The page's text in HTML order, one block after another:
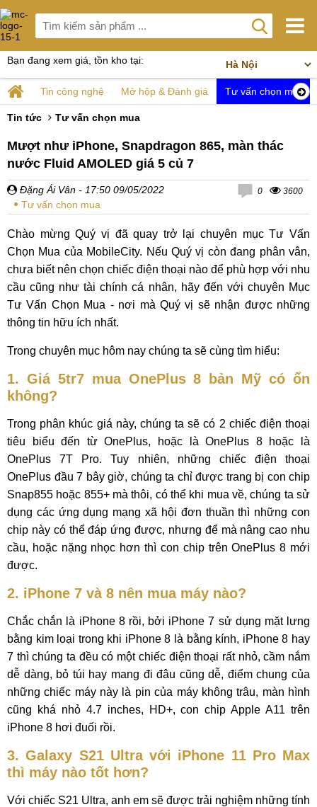
Bạn đang xem giá, tồn kho tại:
Tin công nghệ Mở hộp & Đánh giá Tư vấn chọn mua
Tin tức Tư vấn chọn mua
Mượt như iPhone, Snapdragon 865, màn thác
nước Fluid AMOLED giá 5 củ 7
Đặng Ái Vân - 17:50 09/05/2022
Tư vấn chọn mua
0 3600
Chào mừng Quý vị đã quay trở lại chuyên mục Tư Vấn
Chọn Mua của MobileCity. Nếu Quý vị còn đang phân vân,
chưa biết nên chọn chiếc điện thoại nào để phù hợp với nhu
cầu cũng như tài chính cá nhân, hãy đến với chuyên Mục
Tư Vấn Chọn Mua - nơi mà Quý vị sẽ nhận được những
thông tin hữu ích nhất.
Trong chuyên mục hôm nay chúng ta sẽ cùng tìm hiểu:
1. Giá 5tr7 mua OnePlus 8 bản Mỹ có ổn
không?
Trong phân khúc giá này, chúng ta sẽ có 2 chiếc điện thoại
tiêu biểu đến từ OnePlus, hoặc là OnePlus 8 hoặc là
OnePlus 7T Pro. Tuy nhiên, những chiếc điện thoại
OnePlus đầu 7 bây giờ, chúng ta chỉ được trang bị con chip
Snap855 hoặc 855+ mà thôi, có thể khi mua về, chúng ta sử
dụng các ứng dụng mạng xã hội đơn thuần thì những con
chip này có thể đáp ứng được, nhưng để mà nâng cao nhu
cầu, hoặc nặng nhọc hơn thì con chip trên OnePlus 8 mới
được.
2. iPhone 7 và 8 nên mua máy nào?
Chắc chắn là iPhone 8 rồi, bởi iPhone 7 sử dụng mặt lưng
bằng kim loại trong khi iPhone 8 là bằng kính, iPhone 8 hay
7 thì chúng ta đều có một chiếc điện thoại rất nhỏ, cầm nắm
dễ dàng, bỏ túi hay mang đi đâu cũng dễ, điểm chung của
những chiếc máy này là pin của máy không trâu, màn hình
cũng khá nhỏ 4.7 inches, HD+, con chip Apple A11 trên
iPhone 8 hơi đuối rồi.
3. Galaxy S21 Ultra với iPhone 11 Pro Max
thì máy nào tốt hơn?
Với chiếc S21 Ultra, anh em sẽ được trải nghiệm những tính